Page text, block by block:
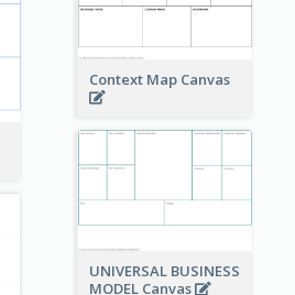
Context Map Canvas
UNIVERSAL BUSINESS
MODEL Canvas